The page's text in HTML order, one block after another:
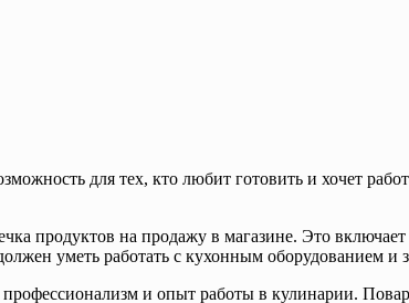
для тех, кто любит готовить и хочет
продуктов на продажу в магазине. Это
уметь работать с кухонным оборудованием и
и опыт работы в кулинарии.